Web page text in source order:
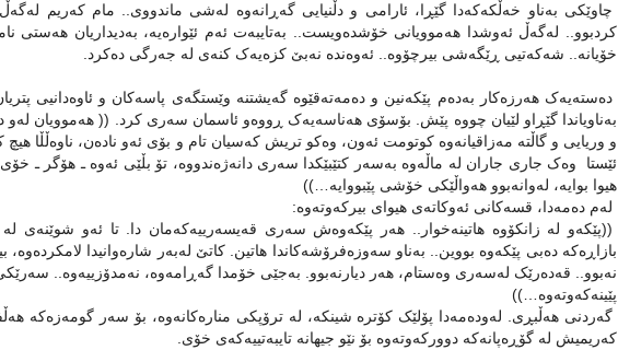
چاوێکی به‌ناو خه‌ڵکه‌که‌دا گێڕا، ئارامی و دڵنیایی گه‌ڕانه‌وه‌ له‌شی‌ ماندوو‌ی.. مام که‌ریم
کردبوو.. له‌گه‌ڵ ئه‌وشدا هه‌موویانی خۆشده‌ویست.. به‌تایبه‌ت ئه‌م ئێواره‌یه‌، به‌دیداریان هه‌ستی
خۆیانه‌.. شه‌که‌تیی ڕێگه‌شی بیرچۆوه‌.. ئه‌وه‌نده‌ نه‌بێ کزه‌یه‌ک کنه‌ی له‌ جه‌رگی ده‌کرد.
ده‌سته‌یه‌ک هه‌رزه‌کار به‌ده‌م پێکه‌نین و ده‌مه‌ته‌قێوه‌ گه‌یشتنه‌ وێستگه‌ی پاسه‌کان و ئاوه‌دانیی
به‌ناویاندا گێڕاو لێیان چووه‌ پێش. بۆسۆی هه‌ناسه‌یه‌ک ڕووه‌و ئاسمان سه‌ری کرد. (( هه‌موویان له‌و
و وریایی و گا‌ڵته‌ مه‌زاقیانه‌وه‌ کوتومت ئه‌ون، وه‌کو تریش که‌سیان تام و بۆی ئه‌و ناده‌ن، ناوه‌ڵڵا
ئێستا ‌ وه‌ک جاری جاران له ‌ماڵه‌وه به‌سه‌ر کتێبێکدا سه‌ری دانه‌ژه‌ندووه‌، تۆ بڵێی ئه‌وه‌ ـ هۆگر ـ
هیوا بوایه‌، له‌وانه‌بوو هه‌واڵێکی خۆشی پێبووایه‌…))
له‌م ده‌مه‌دا، قسه‌کانی ئه‌وکاته‌ی هیوای بیرکه‌وته‌وه‌:
((پێکه‌و له‌ زانکۆوه‌ هاتینه‌خوار.. هه‌ر پێکه‌وه‌ش سه‌ری قه‌یسه‌رییه‌که‌مان دا. تا ئه‌و شوێنه‌ی
بازاڕه‌که‌ ده‌بی پێکه‌وه‌ بووین.. به‌ناو سه‌وزه‌فرۆشه‌کاندا هاتین. کاتێ له‌به‌ر شاره‌وانیدا لامکرده‌وه‌،
نه‌بوو.. قه‌ده‌رێک له‌سه‌ری وه‌ستام، هه‌ر دیارنه‌بوو. به‌جێی خۆمدا گه‌ڕامه‌وه، نه‌مدۆزییه‌وه‌..
پێینه‌که‌وته‌وه‌…))
گه‌ردنی هه‌ڵبڕی. له‌وده‌مه‌دا پۆلێک کۆتره‌ شینکه‌، له‌ ترۆپکی مناره‌کانه‌وه‌، بۆ سه‌ر گومه‌زه‌که‌
که‌ریمیش له‌ گۆڕه‌پانه‌که‌ دوورکه‌وته‌وه‌ بۆ نێو جیهانه‌ تایبه‌تییه‌که‌ی خۆی.